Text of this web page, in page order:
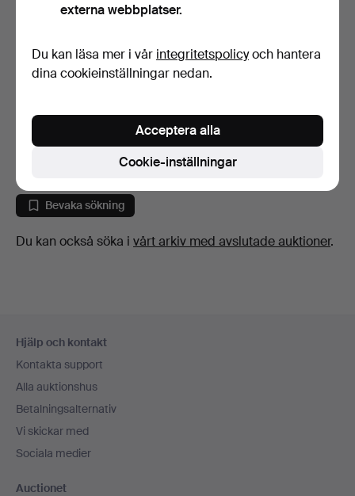
Montblanc.
Värdering
Bevaka sökning
Du kan också söka i vårt arkiv med avslutade auktioner.
Hjälp och kontakt
Kontakta support
Alla auktionshus
Betalningsalternativ
Vi skickar med
Sociala medier
Auctionet
externa webbplatser.
Du kan läsa mer i vår integritetspolicyoch hantera
dina cookieinställningar nedan.
Cookie-inställningar
Acceptera alla